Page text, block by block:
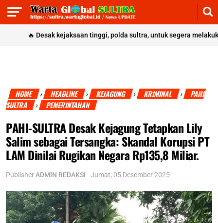
Desak kejaksaan tinggi, polda sultra, untuk segera melakukan
HOME › HEADLINE › KEJAGUNG › KRIMINAL › PAHI
SULTRA › PEMERINTAHAN
PAHI-SULTRA Desak Kejagung Tetapkan Lily
Salim sebagai Tersangka: Skandal Korupsi PT
LAM Dinilai Rugikan Negara Rp135,8 Miliar.
PublisherADMIN REDAKSI -Jumat, 05 Desember 2025